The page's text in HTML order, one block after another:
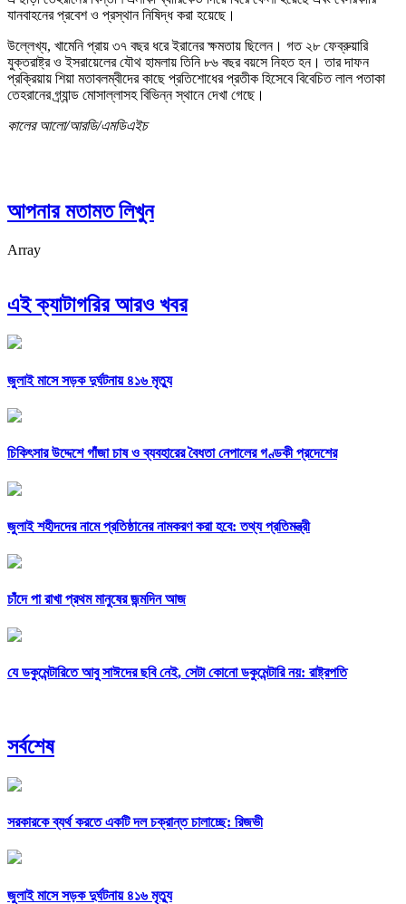
যানবাহনের প্রবেশ ও প্রস্থান নিষিদ্ধ করা হয়েছে।
উল্লেখ্য, খামেনি প্রায় ৩৭ বছর ধরে ইরানের ক্ষমতায় ছিলেন। গত ২৮ ফেব্রুয়ারি
যুক্তরাষ্ট্র ও ইসরায়েলের যৌথ হামলায় তিনি ৮৬ বছর বয়সে নিহত হন। তার দাফন
প্রক্রিয়ায় শিয়া মতাবলম্বীদের কাছে প্রতিশোধের প্রতীক হিসেবে বিবেচিত লাল পতাকা
তেহরানের গ্র্যান্ড মোসাল্লাসহ বিভিন্ন স্থানে দেখা গেছে।
কালের আলো/আরডি/এমডিএইচ
আপনার মতামত লিখুন
Array
এই ক্যাটাগরির আরও খবর
জুলাই মাসে সড়ক দুর্ঘটনায় ৪১৬ মৃত্যু
চিকিৎসার উদ্দেশে গাঁজা চাষ ও ব্যবহারের বৈধতা নেপালের গণ্ডকী প্রদেশের
জুলাই শহীদদের নামে প্রতিষ্ঠানের নামকরণ করা হবে: তথ্য প্রতিমন্ত্রী
চাঁদে পা রাখা প্রথম মানুষের জন্মদিন আজ
যে ডকুমেন্টারিতে আবু সাঈদের ছবি নেই, সেটা কোনো ডকুমেন্টারি নয়: রাষ্ট্রপতি
সর্বশেষ
সরকারকে ব্যর্থ করতে একটি দল চক্রান্ত চালাচ্ছে: রিজভী
জুলাই মাসে সড়ক দুর্ঘটনায় ৪১৬ মৃত্যু